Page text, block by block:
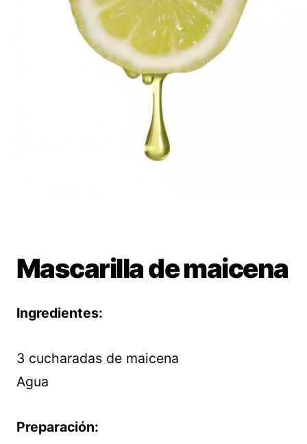
Mascarilla de maicena
Ingredientes:
3 cucharadas de maicena
Agua
Preparación: